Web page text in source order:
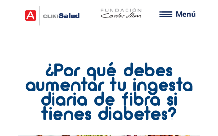
¿Por qué debes
aumentar tu ingesta
diaria de fibra si
tienes diabetes?